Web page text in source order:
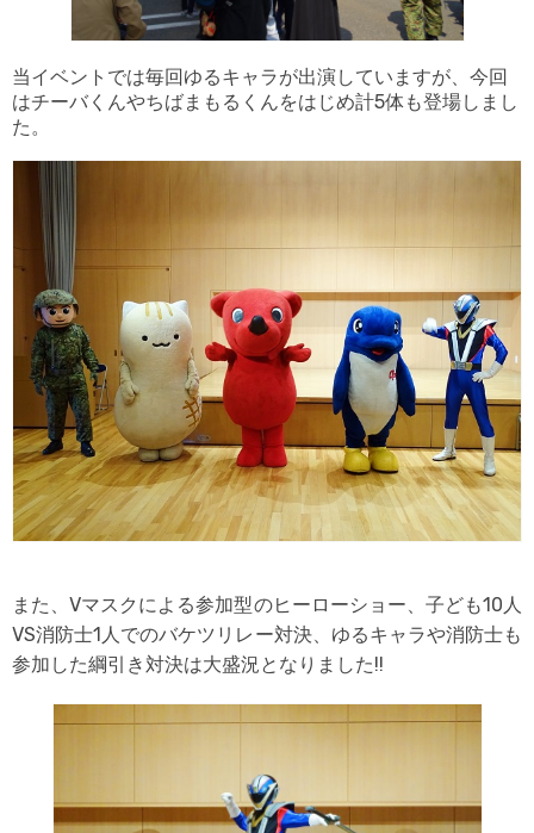
当イベントでは毎回ゆるキャラが出演していますが、今回
はチーバくんやちばまもるくんをはじめ計5体も登場しまし
た。
また、Vマスクによる参加型のヒーローショー、子ども10人
VS消防士1人でのバケツリレー対決、ゆるキャラや消防士も
参加した綱引き対決は大盛況となりました!!